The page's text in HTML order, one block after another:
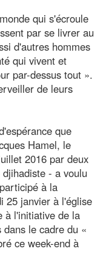
qui s'écroule
par se livrer au
d'autres hommes
qui vivent et
par-dessus tout ».
de leurs
que
Hamel, le
2016 par deux
- a voulu
à la
25 janvier à l'église
à l'initiative de la
le cadre du «
ce week-end à